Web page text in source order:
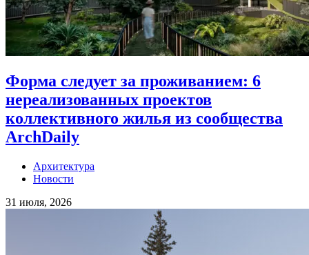
Форма следует за проживанием: 6
нереализованных проектов
коллективного жилья из сообщества
ArchDaily
Архитектура
Новости
31 июля, 2026